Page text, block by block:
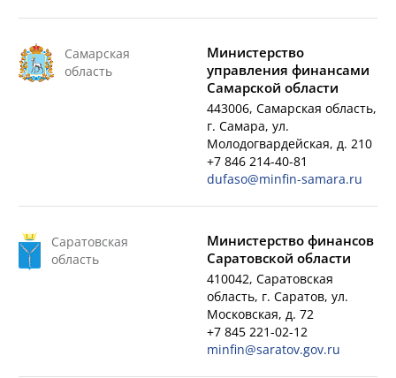
Самарская
область
Министерство
управления финансами
Самарской области
443006, Самарская область,
г. Самара, ул.
Молодогвардейская, д. 210
+7 846 214-40-81
dufaso@minfin-samara.ru
Саратовская
область
Министерство финансов
Саратовской области
410042, Саратовская
область, г. Саратов, ул.
Московская, д. 72
+7 845 221-02-12
minfin@saratov.gov.ru